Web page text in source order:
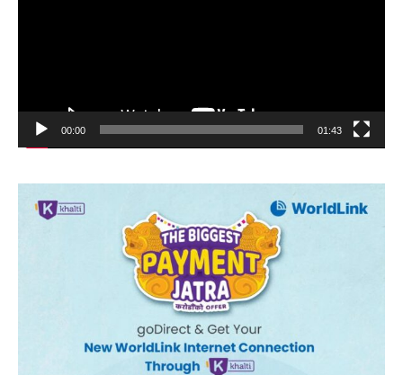
00:00 01:43